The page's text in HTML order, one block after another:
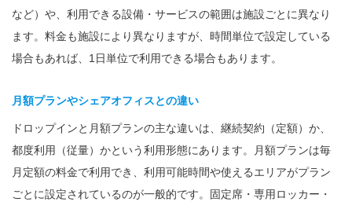
など）や、利用できる設備・サービスの範囲は施設ごとに異なり
ます。料金も施設により異なりますが、時間単位で設定している
場合もあれば、1日単位で利用できる場合もあります。
月額プランやシェアオフィスとの違い
ドロップインと月額プランの主な違いは、継続契約（定額）か、
都度利用（従量）かという利用形態にあります。月額プランは毎
月定額の料金で利用でき、利用可能時間や使えるエリアがプラン
ごとに設定されているのが一般的です。固定席・専用ロッカー・